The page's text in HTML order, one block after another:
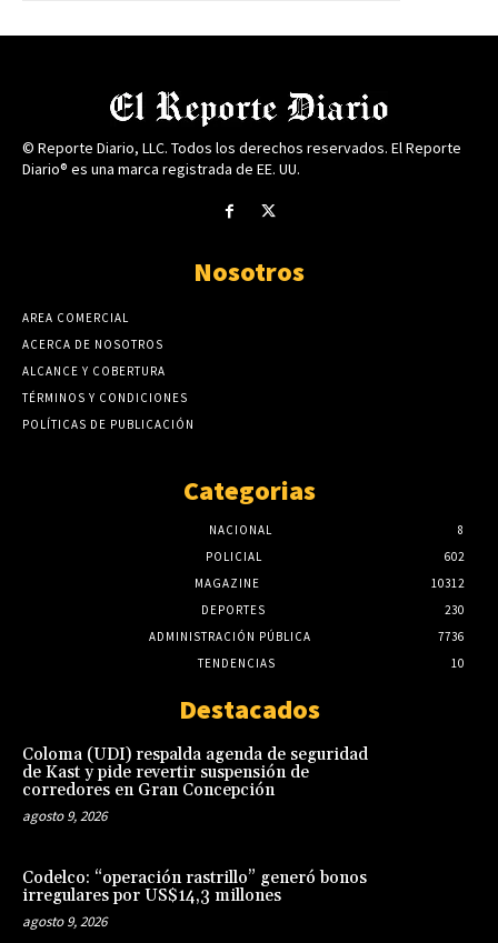
© Reporte Diario, LLC. Todos los derechos reservados. El Reporte
Diario® es una marca registrada de EE. UU.
Nosotros
AREA COMERCIAL
ACERCA DE NOSOTROS
ALCANCE Y COBERTURA
TÉRMINOS Y CONDICIONES
POLÍTICAS DE PUBLICACIÓN
Categorias
NACIONAL
8
POLICIAL
602
MAGAZINE
10312
DEPORTES
230
ADMINISTRACIÓN PÚBLICA
7736
TENDENCIAS
10
Destacados
Coloma (UDI) respalda agenda de seguridad
de Kast y pide revertir suspensión de
corredores en Gran Concepción
agosto 9, 2026
Codelco: “operación rastrillo” generó bonos
irregulares por US$14,3 millones
agosto 9, 2026